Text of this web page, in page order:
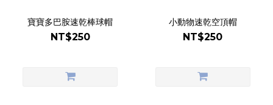
寶寶多巴胺速乾棒球帽
NT$250
小動物速乾空頂帽
NT$250